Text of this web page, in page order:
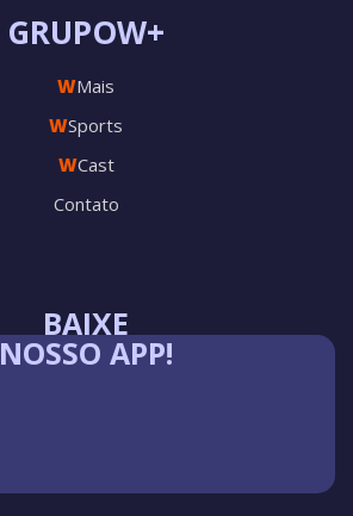
BAIXE
NOSSO APP!
GRUPOW+
WMais
WSports
WCast
Contato